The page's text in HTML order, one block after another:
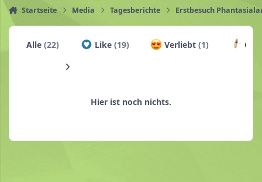
Startseite Media Tagesberichte Erstbesuch
Alle(22) Like (19) Verliebt(1)
Hier ist noch nichts.